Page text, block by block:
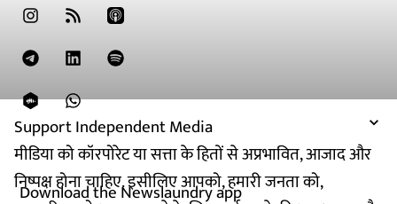
Support Independent Media
मीडिया को कॉरपोरेट या सत्ता के हितों से अप्रभावित, आजाद और
निष्पक्ष होना चाहिए. इसीलिए आपको, हमारी जनता को,
Download the Newslaundry app